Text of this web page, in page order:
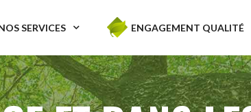
SERVICES ENGAGEMENT QUALITÉ